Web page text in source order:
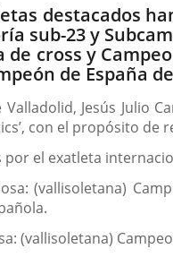
destacados
sub-23 y
de cross y
de España
Valladolid, Jesús Julio
con el propósito
por el exatleta
(vallisoletana)
(vallisoletana)